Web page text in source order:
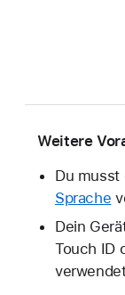
Weitere
Du musst
Sprache
Dein
Touch ID